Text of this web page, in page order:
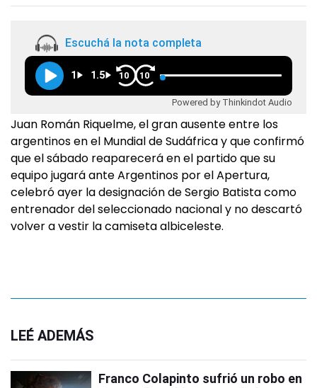
Escuchá la nota completa
1 1.5 10 10
Powered by Thinkindot Audio
Juan Román Riquelme, el gran ausente entre los
argentinos en el Mundial de Sudáfrica y que confirmó
que el sábado reaparecerá en el partido que su
equipo jugará ante Argentinos por el Apertura,
celebró ayer la designación de Sergio Batista como
entrenador del seleccionado nacional y no descartó
volver a vestir la camiseta albiceleste.
LEÉ ADEMÁS
Franco Colapinto sufrió un robo en